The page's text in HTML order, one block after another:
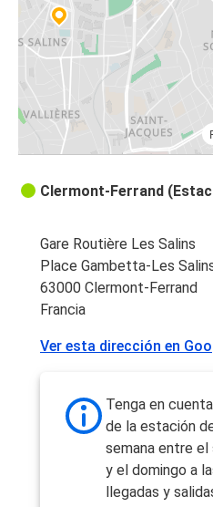
Clermont-Ferrand
Gare Routière Les Salins
Place Gambetta-Les
63000 Clermont-Ferrand
Francia
Ver esta dirección en
Tenga en
de la estación
semana entre el
y el domingo a
llegadas y